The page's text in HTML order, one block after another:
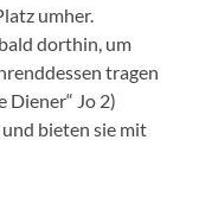
umher.
dorthin, um
tragen
Diener“ Jo 2)
bieten sie mit